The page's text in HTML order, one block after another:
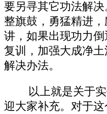
要另寻其它功法解
整旗鼓，勇猛精进
讲，如果出现功力
复训，加强大成净
解决办法。
以上就是关于实
迎大家补充。对于